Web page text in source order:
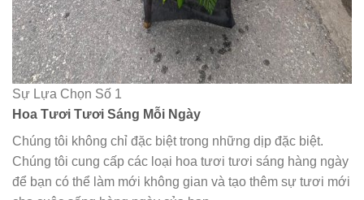
Sự Lựa Chọn Số 1
Hoa Tươi Tươi Sáng Mỗi Ngày
Chúng tôi không chỉ đặc biệt trong những dịp đặc biệt.
Chúng tôi cung cấp các loại hoa tươi tươi sáng hàng ngày
để bạn có thể làm mới không gian và tạo thêm sự tươi mới